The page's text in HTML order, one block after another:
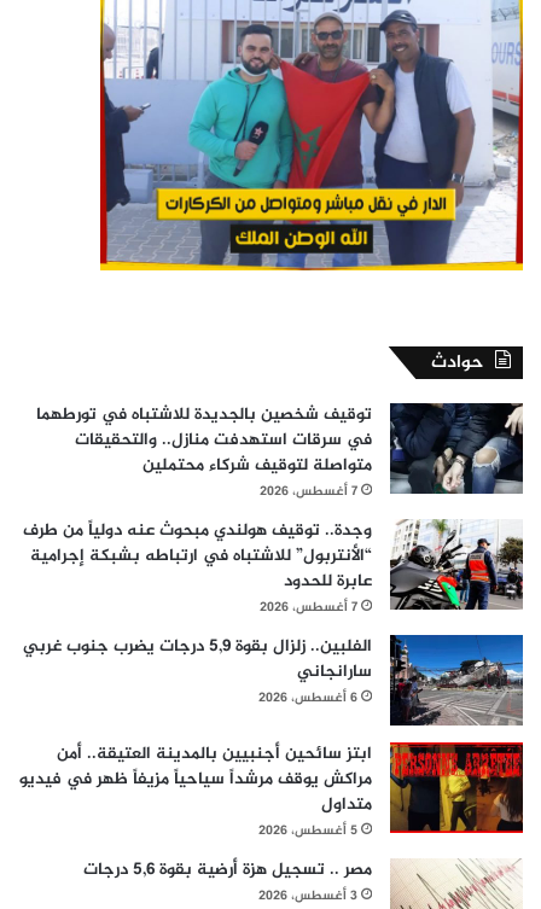
حوادث
توقيف شخصين بالجديدة للاشتباه في تورطهما
في سرقات استهدفت منازل.. والتحقيقات
متواصلة لتوقيف شركاء محتملين
7 أغسطس، 2026
وجدة.. توقيف هولندي مبحوث عنه دولياً من طرف
“الأنتربول” للاشتباه في ارتباطه بشبكة إجرامية
عابرة للحدود
7 أغسطس، 2026
الفلبين.. زلزال بقوة 5,9 درجات يضرب جنوب غربي
سارانجاني
6 أغسطس، 2026
ابتز سائحين أجنبيين بالمدينة العتيقة.. أمن
مراكش يوقف مرشداً سياحياً مزيفاً ظهر في فيديو
متداول
5 أغسطس، 2026
مصر .. تسجيل هزة أرضية بقوة 5,6 درجات
3 أغسطس، 2026